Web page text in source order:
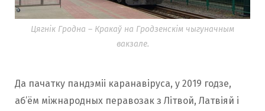
Цягнік Гродна – Кракаў на Гродзенскім чыгуначным
вакзале.
Да пачатку пандэміі каранавіруса, у 2019 годзе,
аб’ём міжнародных перавозак з Літвой, Латвіяй і